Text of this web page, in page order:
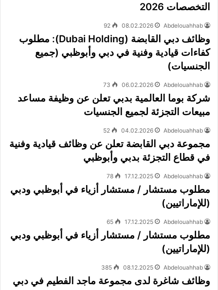
التخصصات 2026
Abdelouahhab
08.02.2026
92
وظائف دبي القابضة (Dubai Holding): مطلوب
كفاءات قيادية وفنية في دبي وأبوظبي (جميع
الجنسيات)
Abdelouahhab
06.02.2026
73
شركة بوما العالمية بدبي تعلن عن وظيفة مساعد
مبيعات التجزئة لجميع الجنسيات
Abdelouahhab
04.02.2026
52
مجموعة دبي القابضة تعلن عن وظائف قيادية وفنية
في قطاع التجزئة بدبي وأبوظبي
Abdelouahhab
17.12.2025
78
مطلوب مستشار / مستشار أزياء في أبوظبي ودبي
(للإماراتيين)
Abdelouahhab
17.12.2025
65
مطلوب مستشار / مستشار أزياء في أبوظبي ودبي
(للإماراتيين)
Abdelouahhab
08.12.2025
385
وظائف شاغرة لدى مجموعة ماجد الفطيم في دبي